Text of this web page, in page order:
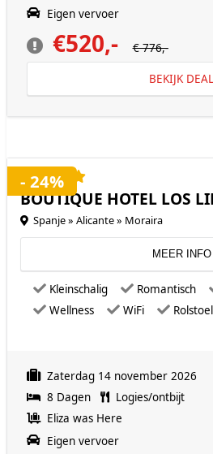
Eigen vervoer
€520,- € 776,-
BEKIJK DEAL
BOUTIQUE HOTEL LOS
Spanje » Alicante » Moraira
MEER INFO
Kleinschalig Romantisch
Wellness
WiFi
Zaterdag 14 november 2026
8 Dagen
Logies/ontbijt
Eliza was Here
Eigen vervoer
- 24%